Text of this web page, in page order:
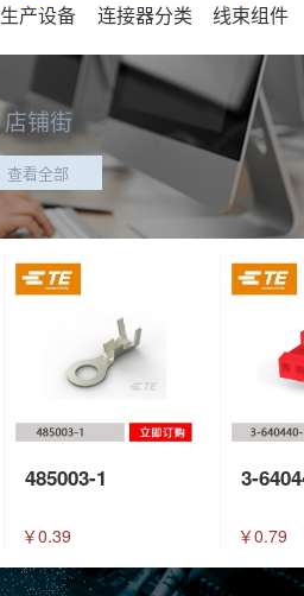
生产设备 连接器分类 线束组件
店铺街
查看全部
485003-1
￥0.39
3-
￥0.79